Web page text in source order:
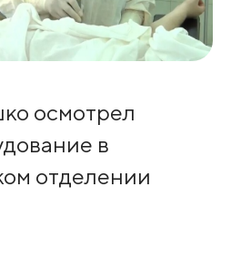
осмотрел
в
отделении